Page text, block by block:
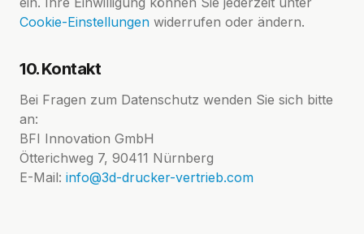
Cookie-Einstellungen widerrufen oder ändern.
10. Kontakt
Bei Fragen zum Datenschutz wenden Sie sich bitte
an:
BFI Innovation GmbH
Ötterichweg 7, 90411 Nürnberg
E-Mail: info@3d-drucker-vertrieb.com